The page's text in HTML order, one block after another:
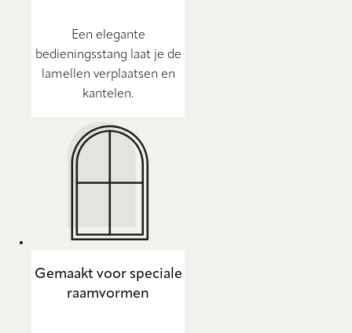
Een elegante
bedieningsstang laat je de
lamellen verplaatsen en
kantelen.
Gemaakt voor speciale
raamvormen